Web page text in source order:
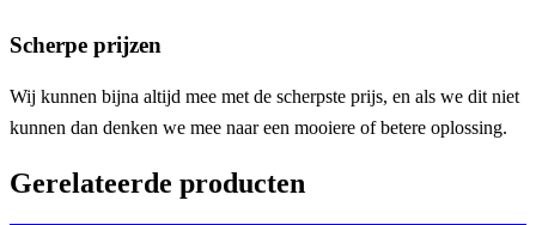
Scherpe prijzen
Wij kunnen bijna altijd mee met de scherpste prijs, en als we dit niet
kunnen dan denken we mee naar een mooiere of betere oplossing.
Gerelateerde producten